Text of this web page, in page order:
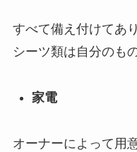
すべて備え付けてあ
シーツ類は自分のも
家電
オーナーによって用